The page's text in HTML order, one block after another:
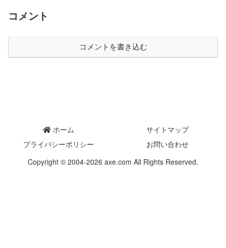
コメント
コメントを書き込む
ホーム
サイトマップ
プライバシーポリシー
お問い合わせ
Copyright © 2004-2026 axe.com All Rights Reserved.